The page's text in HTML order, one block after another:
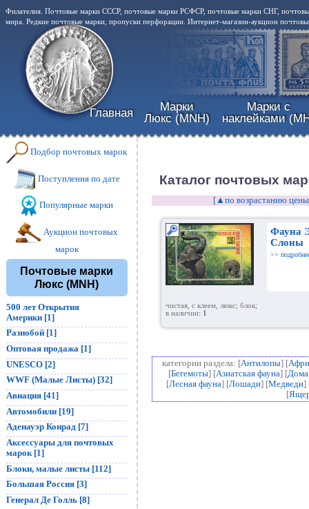
Филателия. Почтовые марки СССР, почтовые марки РСФСР, почтовые марки СНГ,
мира. Редкие почтовые марки, пропуски перфорации. Интернет-магазин-аукцион
Главная
Марки
Люкс (MNH)
Марки с
наклейками
Подбор почтовых марок
Поступления по дате
Популярные марки
Аукцион почтовых
марок
Почтовые марки
Люкс (MNH)
500 лет Открытия
Америки [1]
Разнобой [1]
Оптовая продажа [1]
UNESCO [2]
WWF (Малые Листы) [32]
Авиация [41]
Автомобили [19]
Аденауэр Конрад [7]
Аксессуары для почтовых
марок [1]
Блоки, малые листы [112]
Большая Россия [3]
Генерал Де Голль [8]
Каталог почтовых
[▲по возрастанию
Фауна
Слоны
>>
чистая, с клеем, люкс; блок;
в наличии: 1
категории раздела: [Антилопы] [
[Бегемоты] [Азиатская фауна] [
[Лесная фауна] [Лошади] [Медведи]
[